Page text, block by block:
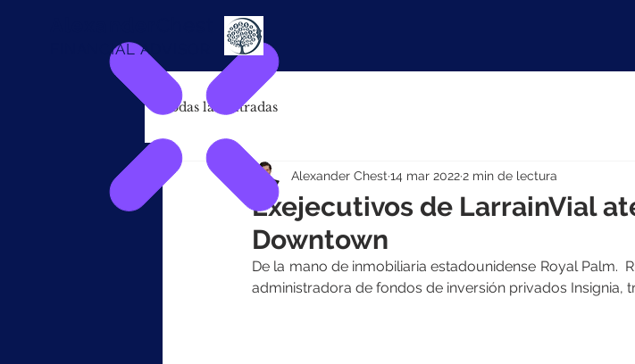
FINANCIAL ADVISOR
Todas las entradas
Exejecutivos de LarrainVial
Downtown
Alexander Chest 14 mar 20222 min de lectura
De la mano de inmobiliaria estadounidense Royal Palm.
administradora de fondos de inversión privados Insignia,